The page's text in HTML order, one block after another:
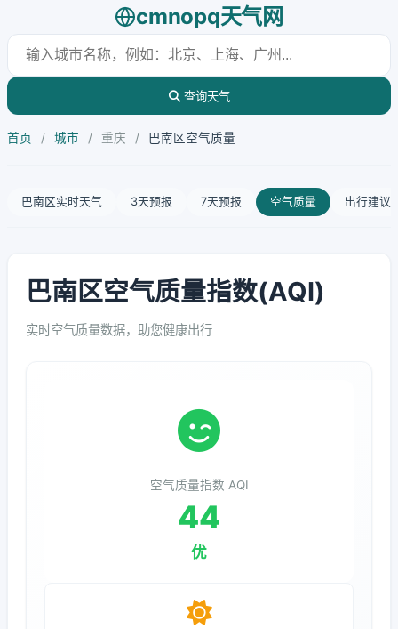
cmnopq天气网
查询天气
首页 / 城市 / 重庆 / 巴南区空气质量
巴南区实时天气 3天预报 7天预报 空气质量 出行建议
巴南区空气质量指数(AQI)
实时空气质量数据，助您健康出行
空气质量指数 AQI
44
优